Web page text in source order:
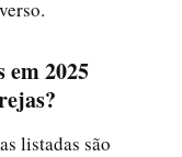
em 2025
listadas são